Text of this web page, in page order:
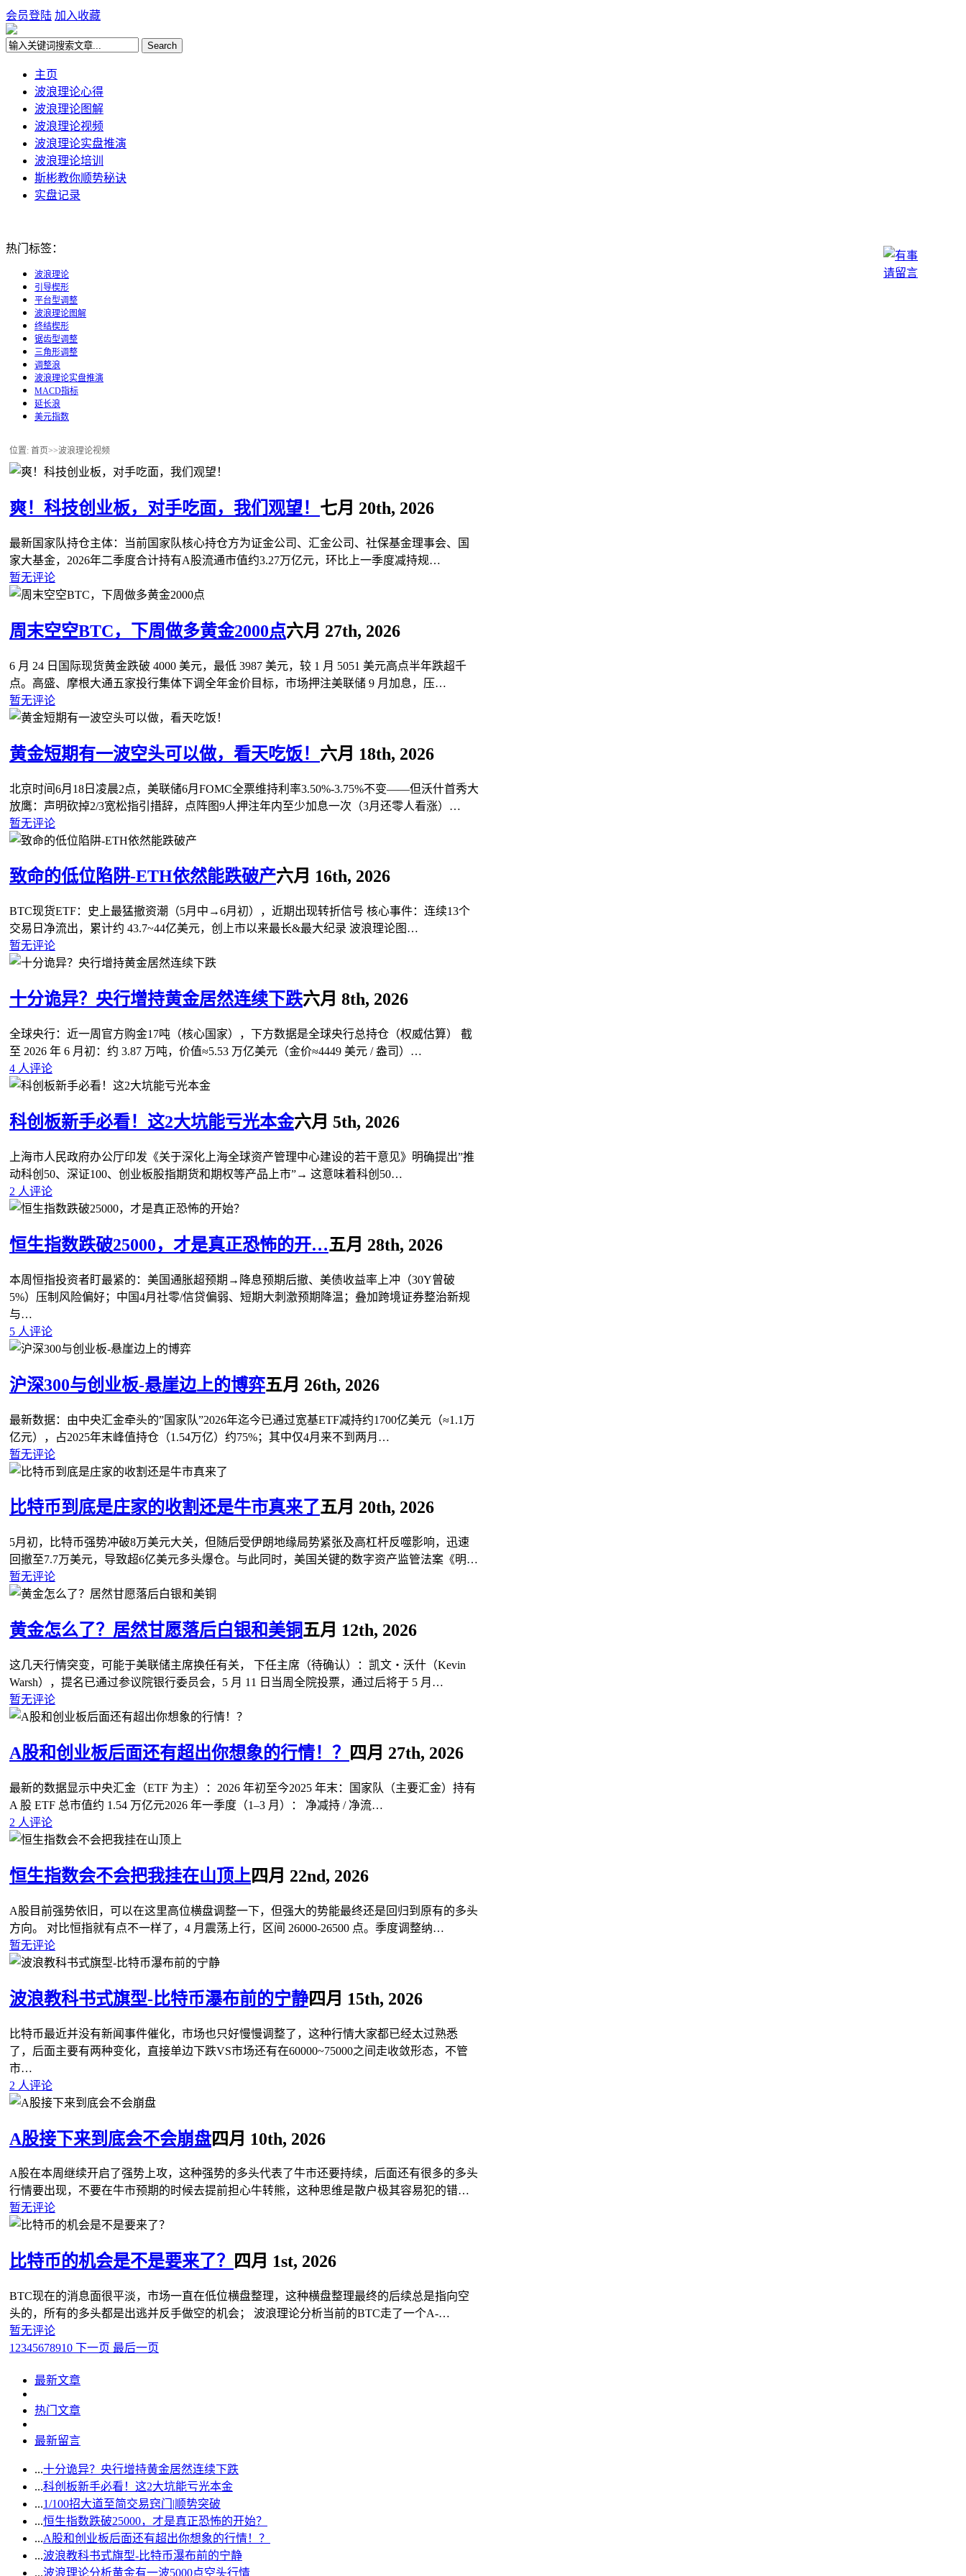
会员登陆 加入收藏
主页
波浪理论心得
波浪理论图解
波浪理论视频
波浪理论实盘推演
波浪理论培训
斯彬教你顺势秘诀
实盘记录
热门标签：
波浪理论
引导楔形
平台型调整
波浪理论图解
终结楔形
锯齿型调整
三角形调整
调整浪
波浪理论实盘推演
MACD指标
延长浪
美元指数
位置: 首页>>波浪理论视频
爽！科技创业板，对手吃面，我们观望！ 七月 20th, 2026
最新国家队持仓主体‌：当前国家队核心持仓方为证金公司、汇金公司、社保基金理事会、国
家大基金，2026年二季度合计持有A股流通市值约‌3.27万亿元‌，环比上一季度减持规…
暂无评论
周末空空BTC，下周做多黄金2000点六月 27th, 2026
6 月 24 日国际现货黄金跌破 4000 美元，最低 3987 美元，较 1 月 5051 美元高点半年跌超千
点。高盛、摩根大通五家投行集体下调全年金价目标，市场押注美联储 9 月加息，压…
暂无评论
黄金短期有一波空头可以做，看天吃饭！ 六月 18th, 2026
北京时间6月18日凌晨2点，美联储6月FOMC全票维持利率3.50%-3.75%不变——但沃什首秀大
放鹰：声明砍掉2/3宽松指引措辞，点阵图9人押注年内至少加息一次（3月还零人看涨）…
暂无评论
致命的低位陷阱-ETH依然能跌破产六月 16th, 2026
BTC现货ETF：史上最猛撤资潮（5月中→6月初），近期出现转折信号 核心事件：连续13个
交易日净流出，累计约 43.7~44亿美元，创上市以来最长&最大纪录 波浪理论图…
暂无评论
十分诡异？央行增持黄金居然连续下跌六月 8th, 2026
全球央行：近一周官方购金17吨（核心国家），下方数据是全球央行总持仓（权威估算） 截
至 2026 年 6 月初：约 3.87 万吨，价值≈5.53 万亿美元（金价≈4449 美元 / 盎司）…
4 人评论
科创板新手必看！这2大坑能亏光本金六月 5th, 2026
上海市人民政府办公厅印发《关于深化上海全球资产管理中心建设的若干意见》明确提出”推
动科创50、深证100、创业板股指期货和期权等产品上市”→ 这意味着科创50…
2 人评论
恒生指数跌破25000，才是真正恐怖的开…五月 28th, 2026
本周恒指投资者盯最紧的：美国通胀超预期→降息预期后撤、美债收益率上冲（30Y曾破
5%）压制风险偏好；中国4月社零/信贷偏弱、短期大刺激预期降温；叠加跨境证券整治新规
与…
5 人评论
沪深300与创业板-悬崖边上的博弈五月 26th, 2026
最新数据：由中央汇金牵头的”国家队”2026年迄今已通过宽基ETF减持约1700亿美元（≈1.1万
亿元），占2025年末峰值持仓（1.54万亿）约75%；其中仅4月来不到两月…
暂无评论
比特币到底是庄家的收割还是牛市真来了五月 20th, 2026
5月初，比特币强势冲破8万美元大关，但随后受伊朗地缘局势紧张及高杠杆反噬影响，迅速
回撤至7.7万美元，导致超6亿美元多头爆仓。与此同时，美国关键的数字资产监管法案《明…
暂无评论
黄金怎么了？居然甘愿落后白银和美铜五月 12th, 2026
这几天行情突变，可能于美联储主席换任有关， 下任主席（待确认）：凯文・沃什（Kevin
Warsh），提名已通过参议院银行委员会，5 月 11 日当周全院投票，通过后将于 5 月…
暂无评论
A股和创业板后面还有超出你想象的行情！？ 四月 27th, 2026
最新的数据显示中央汇金（ETF 为主）：2026 年初至今2025 年末：国家队（主要汇金）持有
A 股 ETF 总市值约 1.54 万亿元2026 年一季度（1–3 月）： 净减持 / 净流…
2 人评论
恒生指数会不会把我挂在山顶上四月 22nd, 2026
A股目前强势依旧，可以在这里高位横盘调整一下，但强大的势能最终还是回归到原有的多头
方向。 对比恒指就有点不一样了，4 月震荡上行，区间 26000-26500 点。季度调整纳…
暂无评论
波浪教科书式旗型-比特币瀑布前的宁静四月 15th, 2026
比特币最近并没有新闻事件催化，市场也只好慢慢调整了，这种行情大家都已经太过熟悉
了，后面主要有两种变化，直接单边下跌VS市场还有在60000~75000之间走收敛形态，不管
市…
2 人评论
A股接下来到底会不会崩盘四月 10th, 2026
A股在本周继续开启了强势上攻，这种强势的多头代表了牛市还要持续，后面还有很多的多头
行情要出现，不要在牛市预期的时候去提前担心牛转熊，这种思维是散户极其容易犯的错…
暂无评论
比特币的机会是不是要来了？ 四月 1st, 2026
BTC现在的消息面很平淡，市场一直在低位横盘整理，这种横盘整理最终的后续总是指向空
头的，所有的多头都是出逃并反手做空的机会； 波浪理论分析当前的BTC走了一个A-…
暂无评论
1 2345678910 下一页 最后一页
最新文章
热门文章
最新留言
...十分诡异？央行增持黄金居然连续下跌
...科创板新手必看！这2大坑能亏光本金
...1/100招大道至简交易窍门|顺势突破
...恒生指数跌破25000，才是真正恐怖的开始？
...A股和创业板后面还有超出你想象的行情！？
...波浪教科书式旗型-比特币瀑布前的宁静
...波浪理论分析黄金有一波5000点空头行情